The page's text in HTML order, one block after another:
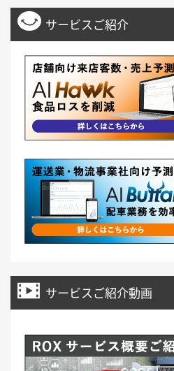
サービスご紹介
サービスご紹介動画